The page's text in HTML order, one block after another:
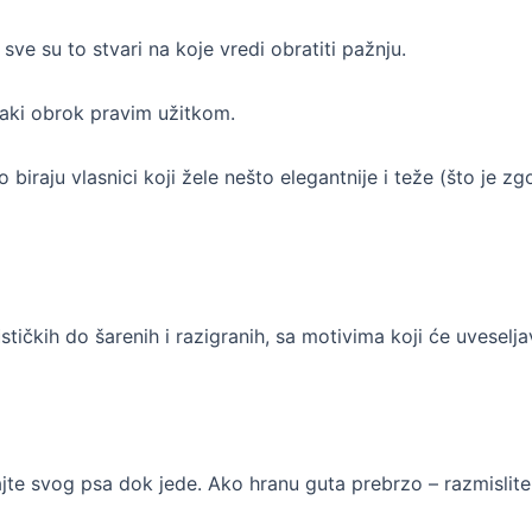
su to stvari na koje vredi obratiti pažnju.
obrok pravim užitkom.
biraju vlasnici koji žele nešto elegantnije i teže (što je
do šarenih i razigranih, sa motivima koji će
svog psa dok jede. Ako hranu guta prebrzo –